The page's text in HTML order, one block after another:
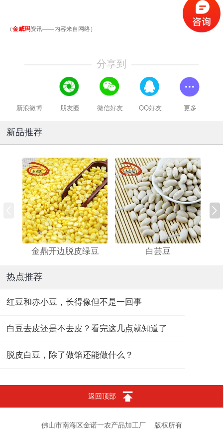
（金威玛资讯——内容来自网络）
分享到
新浪微博 朋友圈 微信好友 QQ好友 更多
新品推荐
金鼎开边脱皮绿豆 白芸豆
热点推荐
红豆和赤小豆，长得像但不是一回事
白豆去皮还是不去皮？看完这几点就知道了
脱皮白豆，除了做馅还能做什么？
返回顶部
佛山市南海区金诺一农产品加工厂 版权所有